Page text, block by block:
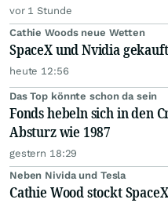
vor 1 Stunde
Cathie Woods neue Wetten
SpaceX und Nvidia
heute 12:56
Das Top könnte schon da sein
Fonds hebeln sich in den
Absturz wie 1987
gestern 18:29
Neben Nivida und Tesla
Cathie Wood stockt